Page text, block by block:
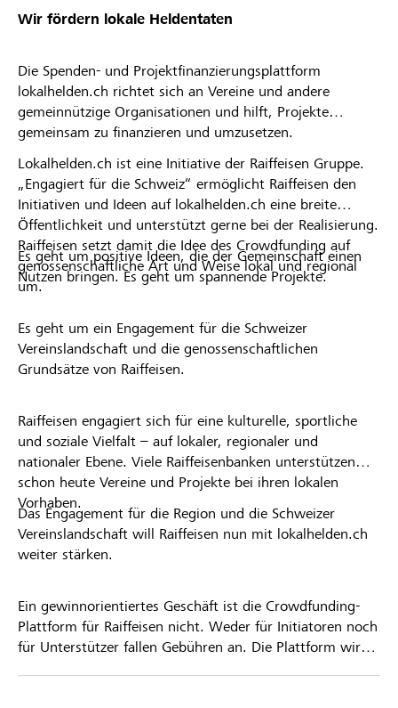
Wir fördern lokale Heldentaten
Die Spenden- und Projektfinanzierungsplattform
lokalhelden.ch richtet sich an Vereine und andere
gemeinnützige Organisationen und hilft, Projekte
gemeinsam zu finanzieren und umzusetzen.
Lokalhelden.ch ist eine Initiative der Raiffeisen Gruppe.
„Engagiert für die Schweiz“ ermöglicht Raiffeisen den
Initiativen und Ideen auf lokalhelden.ch eine breite
Öffentlichkeit und unterstützt gerne bei der Realisierung.
Raiffeisen setzt damit die Idee des Crowdfunding auf
genossenschaftliche Art und Weise lokal und regional
um.
Es geht um positive Ideen, die der Gemeinschaft einen
Nutzen bringen. Es geht um spannende Projekte.
Es geht um ein Engagement für die Schweizer
Vereinslandschaft und die genossenschaftlichen
Grundsätze von Raiffeisen.
Raiffeisen engagiert sich für eine kulturelle, sportliche
und soziale Vielfalt – auf lokaler, regionaler und
nationaler Ebene. Viele Raiffeisenbanken unterstützen
schon heute Vereine und Projekte bei ihren lokalen
Vorhaben.
Das Engagement für die Region und die Schweizer
Vereinslandschaft will Raiffeisen nun mit lokalhelden.ch
weiter stärken.
Ein gewinnorientiertes Geschäft ist die Crowdfunding-
Plattform für Raiffeisen nicht. Weder für Initiatoren noch
für Unterstützer fallen Gebühren an. Die Plattform wird